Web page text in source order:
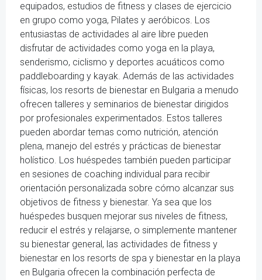
equipados, estudios de fitness y clases de ejercicio
en grupo como yoga, Pilates y aeróbicos. Los
entusiastas de actividades al aire libre pueden
disfrutar de actividades como yoga en la playa,
senderismo, ciclismo y deportes acuáticos como
paddleboarding y kayak. Además de las actividades
físicas, los resorts de bienestar en Bulgaria a menudo
ofrecen talleres y seminarios de bienestar dirigidos
por profesionales experimentados. Estos talleres
pueden abordar temas como nutrición, atención
plena, manejo del estrés y prácticas de bienestar
holístico. Los huéspedes también pueden participar
en sesiones de coaching individual para recibir
orientación personalizada sobre cómo alcanzar sus
objetivos de fitness y bienestar. Ya sea que los
huéspedes busquen mejorar sus niveles de fitness,
reducir el estrés y relajarse, o simplemente mantener
su bienestar general, las actividades de fitness y
bienestar en los resorts de spa y bienestar en la playa
en Bulgaria ofrecen la combinación perfecta de